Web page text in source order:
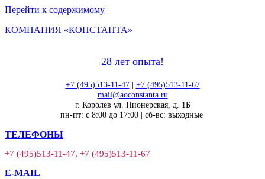
Перейти к содержимому
КОМПАНИЯ «КОНСТАНТА»
28 лет опыта!
+7 (495)513-11-47| +7 (495)513-11-67
mail@aoconstanta.ru
г. Королев ул. Пионерская, д. 1Б
пн-пт: с 8:00 до 17:00 | сб-вс: выходные
ТЕЛЕФОНЫ
+7 (495)513-11-47, +7 (495)513-11-67
E-MAIL